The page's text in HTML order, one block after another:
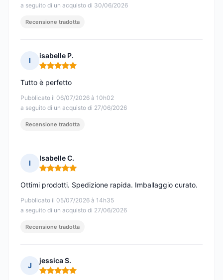
a seguito di un acquisto di 30/06/2026
Recensione tradotta
I
isabelle P.
Nota: 5 su 5
Pubblicato il 06/07/2026 à 10h02
a seguito di un acquisto di 27/06/2026
Tutto è perfetto
Recensione tradotta
I
Isabelle C.
Nota: 5 su 5
Pubblicato il 05/07/2026 à 14h35
a seguito di un acquisto di 27/06/2026
Ottimi prodotti. Spedizione rapida. Imballaggio curato.
Recensione tradotta
J
jessica S.
Nota: 5 su 5